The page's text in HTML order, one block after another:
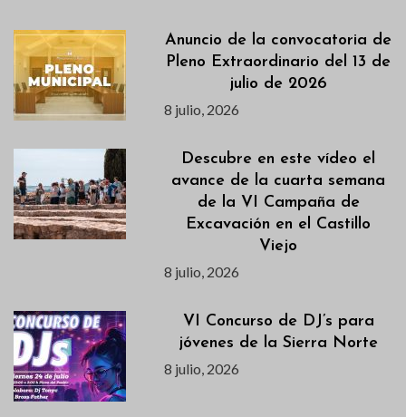
Anuncio de la convocatoria de
Pleno Extraordinario del 13 de
julio de 2026
8 julio, 2026
Descubre en este vídeo el
avance de la cuarta semana
de la VI Campaña de
Excavación en el Castillo
Viejo
8 julio, 2026
VI Concurso de DJ’s para
jóvenes de la Sierra Norte
8 julio, 2026